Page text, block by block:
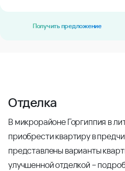
Получить предложение
Отделка
В микрорайоне Горгиппия в
приобрести квартиру в
представлены варианты
улучшенной отделкой –